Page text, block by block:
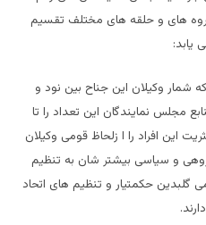
های و حلقه های مختلف تقسیم
یابد:
وکیلان این جناح بین نود و
مجلس نمایندگان این تعداد را تا
این افراد را ا زلحاظ قومی وکیلان
و سیاسی بیشتر شان به تنظیم
حکمتیار و تنظیم های اتحاد